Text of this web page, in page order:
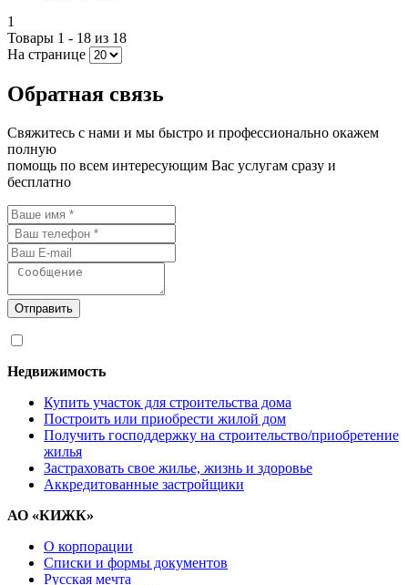
1
Товары 1 - 18 из 18
На странице
Обратная связь
Свяжитесь с нами и мы быстро и профессионально окажем
полную
помощь по всем интересующим Вас услугам сразу и
бесплатно
Отправить
Недвижимость
Купить участок для строительства дома
Построить или приобрести жилой дом
Получить господдержку на строительство/приобретение
жилья
Застраховать свое жилье, жизнь и здоровье
Аккредитованные застройщики
АО «КИЖК»
О корпорации
Списки и формы документов
Русская мечта